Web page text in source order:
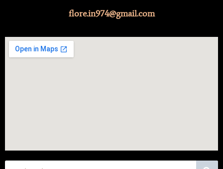
flore.in974@gmail.com